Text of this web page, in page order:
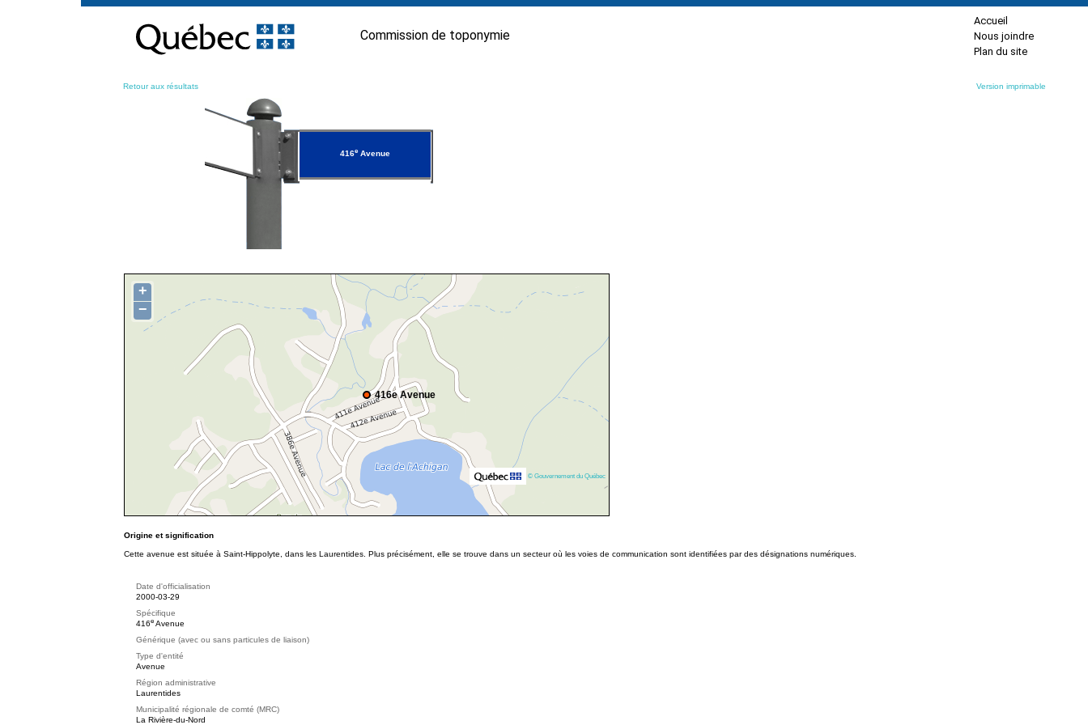
contenu
Commission de toponymie
Accueil
Nous joindre
Plan du site
Retour aux résultats Version imprimable
416eAvenue
416e Avenue
+
−
© Gouvernement du Québec
Origine et signification
Cette avenue est située à Saint-Hippolyte, dans les Laurentides. Plus précisément, elle se trouve dans un secteur où les voies de communication sont identifiées par des désignations numériques.
Date d'officialisation
2000-03-29
Spécifique
416e Avenue
Générique (avec ou sans particules de liaison)
Type d'entité
Avenue
Région administrative
Laurentides
Municipalité régionale de comté (MRC)
La Rivière-du-Nord